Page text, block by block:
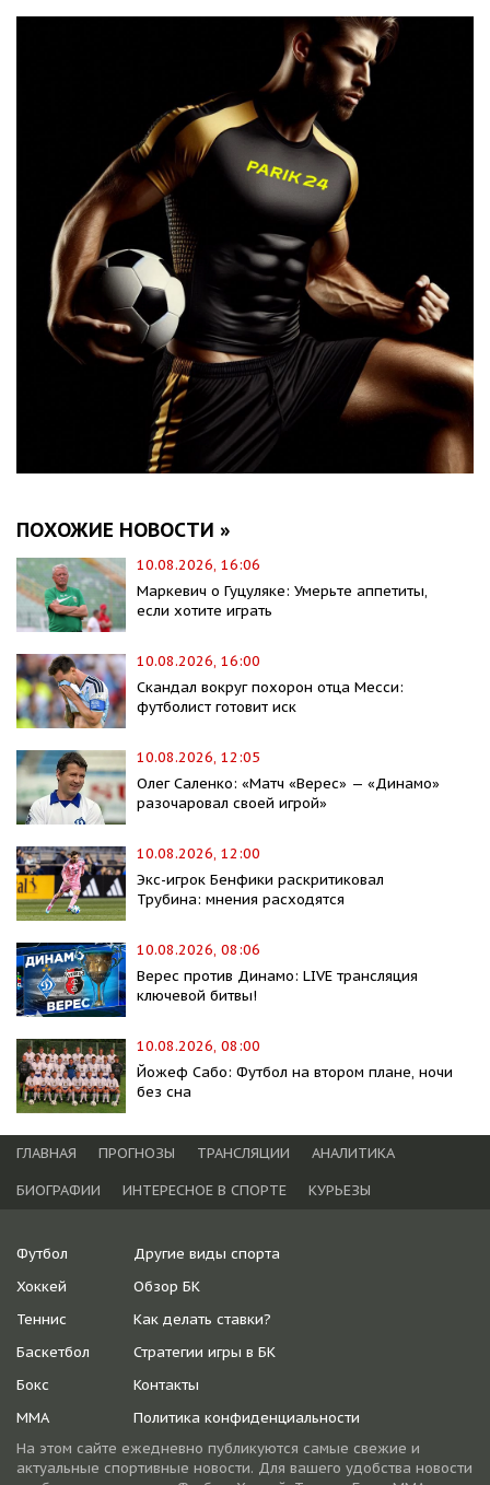
ПОХОЖИЕ НОВОСТИ »
10.08.2026, 16:06
Маркевич о Гуцуляке: Умерьте аппетиты,
если хотите играть
10.08.2026, 16:00
Скандал вокруг похорон отца Месси:
футболист готовит иск
10.08.2026, 12:05
Олег Саленко: «Матч «Верес» — «Динамо»
разочаровал своей игрой»
10.08.2026, 12:00
Экс-игрок Бенфики раскритиковал
Трубина: мнения расходятся
10.08.2026, 08:06
Верес против Динамо: LIVE трансляция
ключевой битвы!
10.08.2026, 08:00
Йожеф Сабо: Футбол на втором плане, ночи
без сна
ГЛАВНАЯ ПРОГНОЗЫ ТРАНСЛЯЦИИ
АНАЛИТИКА
БИОГРАФИИ
ИНТЕРЕСНОЕ В СПОРТЕ КУРЬЕЗЫ
Футбол
Хоккей
Теннис
Баскетбол
Бокс
ММА
Другие виды спорта
Обзор БК
Как делать ставки?
Стратегии игры в БК
Контакты
Политика конфиденциальности
На этом сайте ежедневно публикуются самые свежие и
актуальные спортивные новости. Для вашего удобства новости